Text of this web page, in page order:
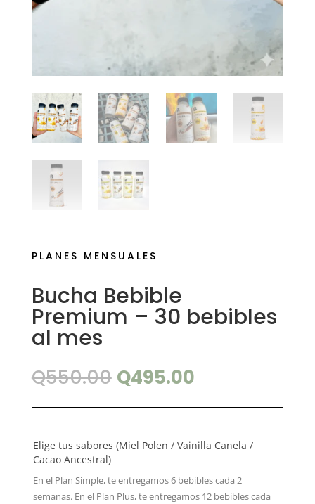
PLANES MENSUALES
Bucha Bebible
Premium – 30 bebibles
al mes
Q550.00 El
precio
original
Q550.00.
Q495.00El
actual
Q495.00.
Elige tus sabores (Miel Polen / Vainilla Canela /
Cacao Ancestral)
En el Plan Simple, te entregamos 6 bebibles cada 2
semanas. En el Plan Plus, te entregamos 12 bebibles cada